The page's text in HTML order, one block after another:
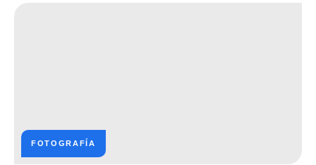
FOTOGRAFÍA